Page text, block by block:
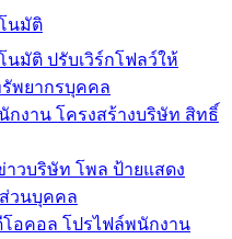
นมัติ
นมัติ ปรับเวิร์กโฟลว์ให้
พยากรบุคคล
กงาน โครงสร้างบริษัท สิทธิ์
าวบริษัท โพล ป้ายแสดง
วนบุคคล
อคอล โปรไฟล์พนักงาน